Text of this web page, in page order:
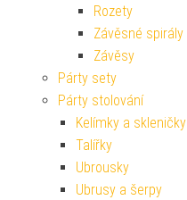
Rozety
Závěsné spirály
Závěsy
Párty sety
Párty stolování
Kelímky a skleničky
Talířky
Ubrousky
Ubrusy a šerpy